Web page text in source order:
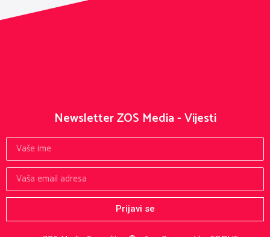
Newsletter ZOS Media - Vijesti
Prijavi se